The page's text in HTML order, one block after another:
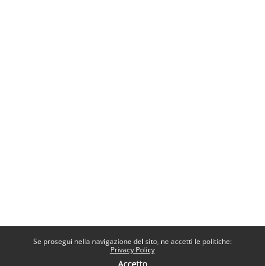
Se prosegui nella navigazione del sito, ne accetti le politiche:
Privacy Policy